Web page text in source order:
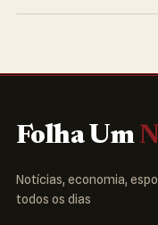
Folha Um
Notícias, economia,
todos os dias